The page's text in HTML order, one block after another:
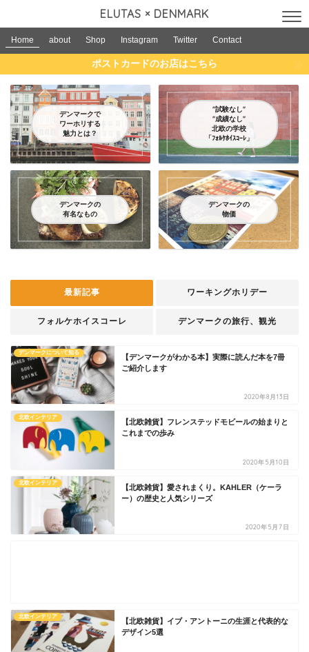
ELUTAS × DENMARK
Home about Shop Instagram Twitter Contact
ポストカードのお店はこちら
デンマークで
ワーホリする
魅力とは？
"試験なし"
"成績なし"
北欧の学校
「ﾌｫﾙｹﾎｲｽｺｰﾚ」
デンマークの
有名なもの
デンマークの
物価
最新記事 ワーキングホリデー
フォルケホイスコーレ デンマークの旅行、観光
デンマークについて知る
【デンマークがわかる本】実際に読んだ本を7冊
ご紹介します
2020年8月13日
北欧インテリア
【北欧雑貨】フレンステッドモビールの始まりと
これまでの歩み
2020年5月10日
北欧インテリア
【北欧雑貨】愛されまくり。KAHLER（ケーラ
ー）の歴史と人気シリーズ
2020年5月7日
北欧インテリア
【北欧雑貨】イブ・アントーニの生涯と代表的な
デザイン5選